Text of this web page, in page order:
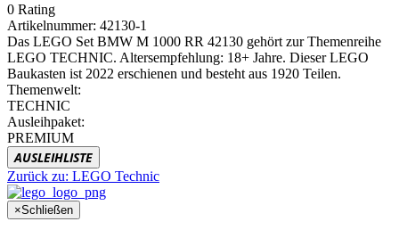
0 Rating
Artikelnummer: 42130-1
Das LEGO Set BMW M 1000 RR 42130 gehört zur Themenreihe
LEGO TECHNIC. Altersempfehlung: 18+ Jahre. Dieser LEGO
Baukasten ist 2022 erschienen und besteht aus 1920 Teilen.
Themenwelt:
TECHNIC
Ausleihpaket:
PREMIUM
AUSLEIHLISTE
Zurück zu: LEGO Technic
×Schließen